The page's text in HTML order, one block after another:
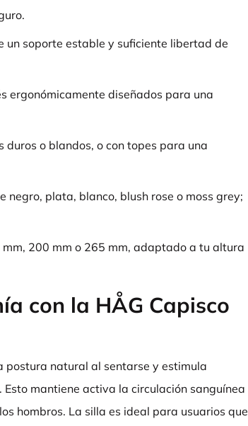
un soporte estable y suficiente libertad de
ergonómicamente diseñados para una
duros o blandos, o con topes para una
negro, plata, blanco, blush rose o moss grey;
200 mm o 265 mm, adaptado a tu altura
con la HÅG Capisco
postura natural al sentarse y estimula
mantiene activa la circulación sanguínea
hombros. La silla es ideal para usuarios que